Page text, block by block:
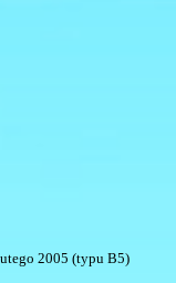
2005 (typu B5)